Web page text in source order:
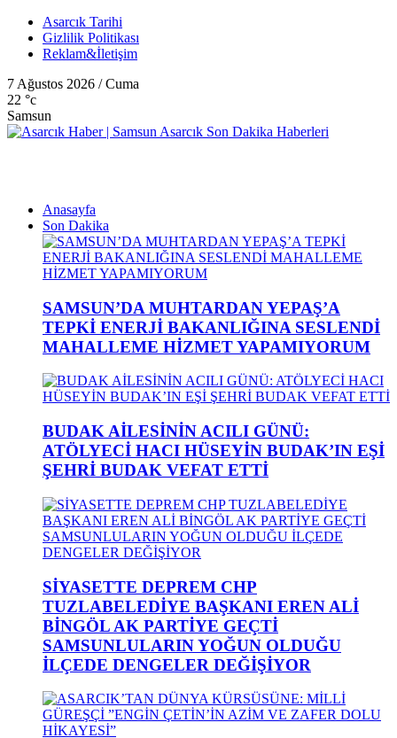
Asarcık Tarihi
Gizlilik Politikası
Reklam&İletişim
7 Ağustos 2026 / Cuma
22 °c
Samsun
Anasayfa
Son Dakika
SAMSUN’DA MUHTARDAN YEPAŞ’A
TEPKİ ENERJİ BAKANLIĞINA SESLENDİ
MAHALLEME HİZMET YAPAMIYORUM
BUDAK AİLESİNİN ACILI GÜNÜ:
ATÖLYECİ HACI HÜSEYİN BUDAK’IN EŞİ
ŞEHRİ BUDAK VEFAT ETTİ
SİYASETTE DEPREM CHP
TUZLABELEDİYE BAŞKANI EREN ALİ
BİNGÖL AK PARTİYE GEÇTİ
SAMSUNLULARIN YOĞUN OLDUĞU
İLÇEDE DENGELER DEĞİŞİYOR